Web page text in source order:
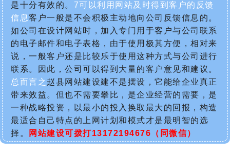
是十分有效的。 7可以利用网站及时得到客户的反馈
信息客户一般是不会积极主动地向公司反馈信息的。
如公司在设计网站时，加入专门用于客户与公司联系
的电子邮件和电子表格，由于使用极其方便，相对来
说，一般客户还是比较乐于使用这种方式与公司进行
联系。因此，公司可以得到大量的客户意见和建议。
总而言之 赵县网站建设建不是摆设，它能给企业真正
带来效益。但也不需要攀比，是企业经营的需要，是
一种战略投资，以最小的投入换取最大的回报，构造
最适合自己特点的上网计划和模式才是最明智的选
择。
网站建设可拨打13172194676（同微信）